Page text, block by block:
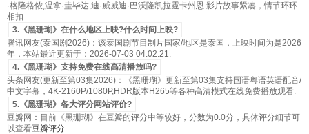
·格隆格侬,温拿·圭毕达,迪·威威迪·巴沃隆凯拉霆卡州恩.影片故事紧凑，情节环环
相扣.
3.《黑珊瑚》在什么地区上映?什么时间上映?
腾讯网友(泰国剧2026)：该泰国剧节目制片国家/地区是泰国，上映时间为是2026
年，本站最近更新于：2026-07-03 04:02:21.
4.《黑珊瑚》支持免费在线高清播放吗?
头条网友(更新至第03集2026)：《黑珊瑚》更新至第03集支持国语粤语英语配音/
中文字幕，4K-2160P/1080P,HDR版本H265等各种高清模式在线免费播放观看.
5.《黑珊瑚》各大评分网站评价?
豆瓣网：目前《黑珊瑚》在豆瓣的评分中等较好，分数为0.0分，具体评分细节可
以查看豆瓣评分.